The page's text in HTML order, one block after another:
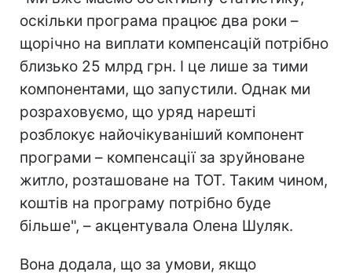
оскільки програма працює два роки –
щорічно на виплати компенсацій потрібно
близько 25 млрд грн. І це лише за тими
компонентами, що запустили. Однак ми
розраховуємо, що уряд нарешті
розблокує найочікуваніший компонент
програми – компенсації за зруйноване
житло, розташоване на ТОТ. Таким чином,
коштів на програму потрібно буде
більше", – акцентувала Олена Шуляк.
Вона додала, що за умови, якщо